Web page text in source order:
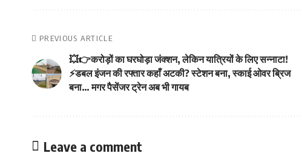
PREVIOUS ARTICLE
💥👉करोड़ों का घरघोड़ा जंक्शन, लेकिन यात्रियों के लिए सन्नाटा!
⚡डबल इंजन की रफ्तार कहाँ अटकी? स्टेशन बना, स्काई ओवर ब्रिज
बना… मगर पैसेंजर ट्रेन अब भी गायब
Leave a comment